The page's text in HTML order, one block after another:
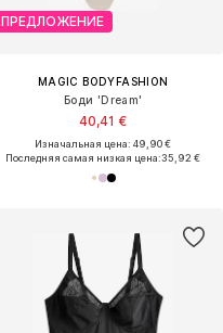
ПРЕДЛОЖЕНИЕ
MAGIC BODYFASHION
Боди 'Dream'
40,41 €
Изначальная цена: 49,90 €
Последняя самая низкая цена:35,92 €